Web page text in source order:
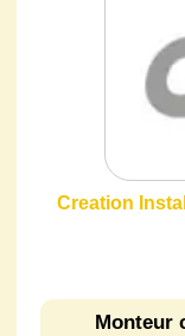
Creation
Monteur